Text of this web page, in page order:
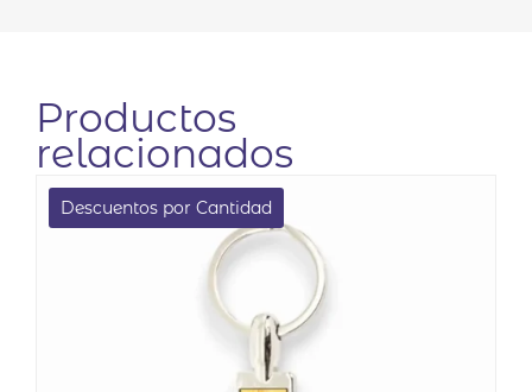
Productos
relacionados
Descuentos por Cantidad